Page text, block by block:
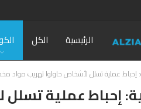
الرئيسية الكل
إحباط عملية تسلل لأشخاص حاولوا تهريب مواد
إحباط عملية